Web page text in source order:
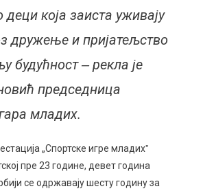
која заиста уживају
дружење и пријатељство
будућност ‒ рекла је
председница
младих.
„Спортске игре младихˮ
пре 23 године, девет година
се одржавају шесту годину за